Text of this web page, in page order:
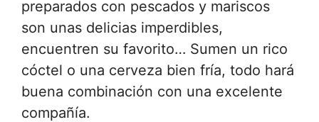
preparados con pescados y mariscos
son unas delicias imperdibles,
encuentren su favorito… Sumen un rico
cóctel o una cerveza bien fría, todo hará
buena combinación con una excelente
compañía.